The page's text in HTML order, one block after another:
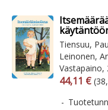
Tiensuu,
Leinonen,
Vastapaino,
44,11 €